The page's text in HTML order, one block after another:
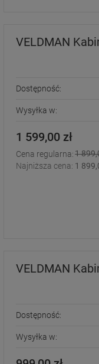
VELDMAN
Dostępność:
Wysyłka w:
1 599,00 zł
Cena regularna:1
Najniższa cena: 1
VELDMAN
Dostępność:
Wysyłka w: